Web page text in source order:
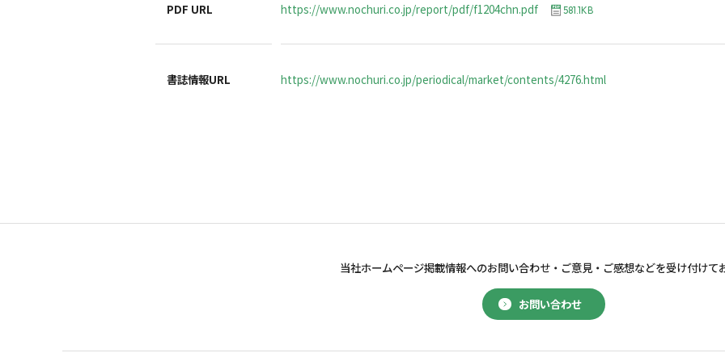
PDF URL https://www.nochuri.co.jp/report/pdf/f1204chn.pdf 581.1KB
書誌情報URL https://www.nochuri.co.jp/periodical/market/contents/4276.html
お問い合わせ
当社ホームページ掲載情報へのお問い合わせ・ ご意見・ご感想などを受け付けて